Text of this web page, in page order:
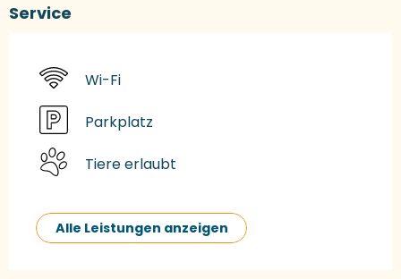
Service
Wi-Fi
Parkplatz
Tiere erlaubt
Alle Leistungen anzeigen